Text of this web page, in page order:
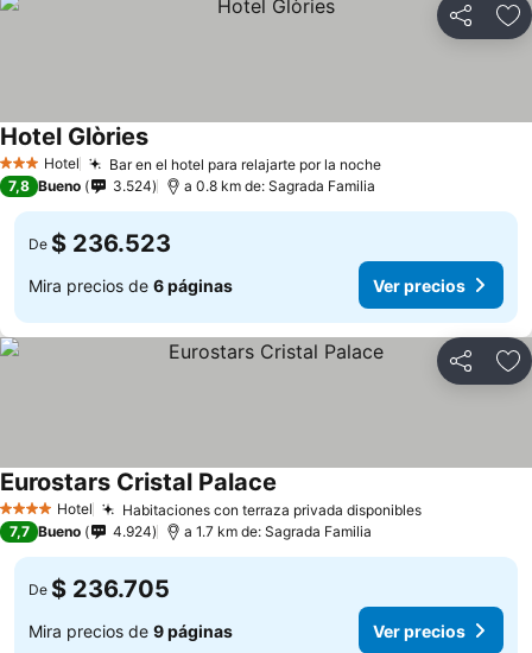
Compartir
3 Estrellas
Hotel Bar en el hotel para relajarte por la noche
Hotel Glòries
7,8 Bueno 3.524 a 0.8 km de: Sagrada Familia
De $ 236.523
Mira precios de 6 páginas Ver precios
Compartir
4 EstrellasHotel Habitaciones con terraza privada disponibles
Eurostars Cristal Palace
7,7 Bueno 4.924 a 1.7 km de: Sagrada Familia
De $ 236.705
Mira precios de 9 páginas Ver precios